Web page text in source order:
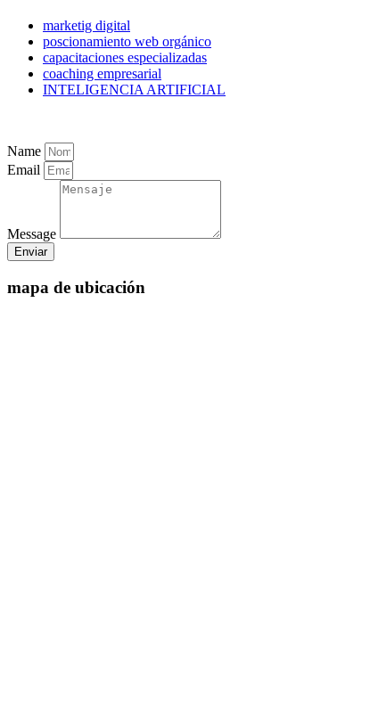
marketig digital
poscionamiento web orgánico
capacitaciones especializadas
coaching empresarial
INTELIGENCIA ARTIFICIAL
Name
Email
Message
Enviar
mapa de ubicación